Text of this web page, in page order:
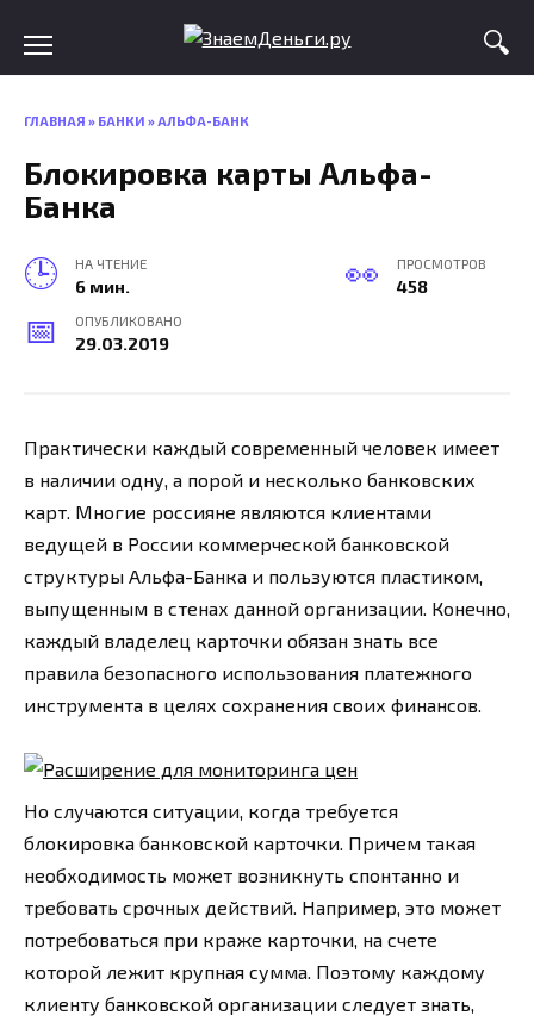
content
ГЛАВНАЯ » БАНКИ »АЛЬФА-БАНК
Блокировка карты Альфа-
Банка
НА ЧТЕНИЕ
6 мин.
ПРОСМОТРОВ
458
ОПУБЛИКОВАНО
29.03.2019
Практически каждый современный человек имеет
в наличии одну, а порой и несколько банковских
карт. Многие россияне являются клиентами
ведущей в России коммерческой банковской
структуры Альфа-Банка и пользуются пластиком,
выпущенным в стенах данной организации. Конечно,
каждый владелец карточки обязан знать все
правила безопасного использования платежного
инструмента в целях сохранения своих финансов.
Но случаются ситуации, когда требуется
блокировка банковской карточки. Причем такая
необходимость может возникнуть спонтанно и
требовать срочных действий. Например, это может
потребоваться при краже карточки, на счете
которой лежит крупная сумма. Поэтому каждому
клиенту банковской организации следует знать,